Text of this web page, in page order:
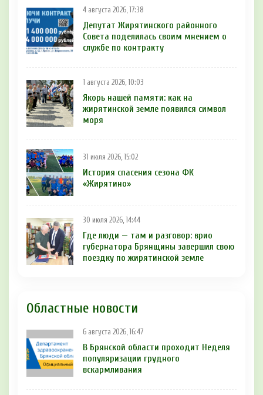
4 августа 2026, 17:38
Депутат Жирятинского районного
Совета поделилась своим мнением о
службе по контракту
1 августа 2026, 10:03
Якорь нашей памяти: как на
жирятинской земле появился символ
моря
31 июля 2026, 15:02
История спасения сезона ФК
«Жирятино»
30 июля 2026, 14:44
Где люди — там и разговор: врио
губернатора Брянщины завершил свою
поездку по жирятинской земле
Областные новости
6 августа 2026, 16:47
В Брянской области проходит Неделя
популяризации грудного
вскармливания